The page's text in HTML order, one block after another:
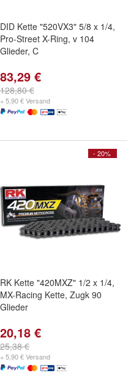
DID Kette "520VX3" 5/8 x 1/4,
Pro-Street X-Ring, v 104
Glieder, C
83,29 €
128,80 €
+ 5,90 € Versand
- 20%
RK Kette "420MXZ" 1/2 x 1/4,
MX-Racing Kette, Zugk 90
Glieder
20,18 €
25,38 €
+ 5,90 € Versand